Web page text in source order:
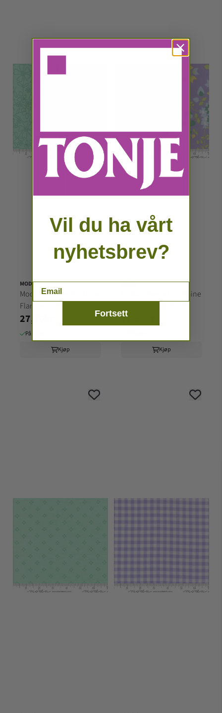
MODA
Moda - Sherbet Sunshine
Flannel, Corey Yoder
27,90kr
På lager
Kjøp
MODA
Moda - Sherbet Sunshine
27,90kr
Kjøp
Vil du ha vårt
nyhetsbrev?
Fortsett